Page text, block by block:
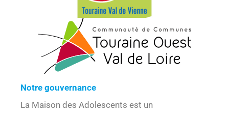
Notre gouvernance
La Maison des Adolescents est un